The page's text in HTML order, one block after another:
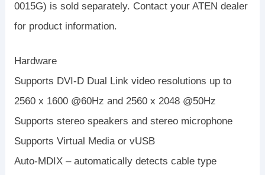
0015G) is sold separately. Contact your ATEN dealer
for product information.
Hardware
Supports DVI-D Dual Link video resolutions up to
2560 x 1600 @60Hz and 2560 x 2048 @50Hz
Supports stereo speakers and stereo microphone
Supports Virtual Media or vUSB
Auto-MDIX – automatically detects cable type